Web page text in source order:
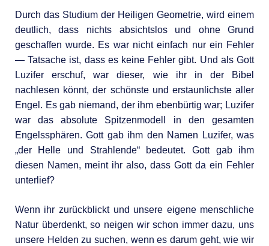
Durch das Studium der Heiligen Geometrie, wird einem
deutlich, dass nichts absichtslos und ohne Grund
geschaffen wurde. Es war nicht einfach nur ein Fehler
— Tatsache ist, dass es keine Fehler gibt. Und als Gott
Luzifer erschuf, war dieser, wie ihr in der Bibel
nachlesen könnt, der schönste und erstaunlichste aller
Engel. Es gab niemand, der ihm ebenbürtig war; Luzifer
war das absolute Spitzenmodell in den gesamten
Engelssphären. Gott gab ihm den Namen Luzifer, was
„der Helle und Strahlende“ bedeutet. Gott gab ihm
diesen Namen, meint ihr also, dass Gott da ein Fehler
unterlief?
Wenn ihr zurückblickt und unsere eigene menschliche
Natur überdenkt, so neigen wir schon immer dazu, uns
unsere Helden zu suchen, wenn es darum geht, wie wir